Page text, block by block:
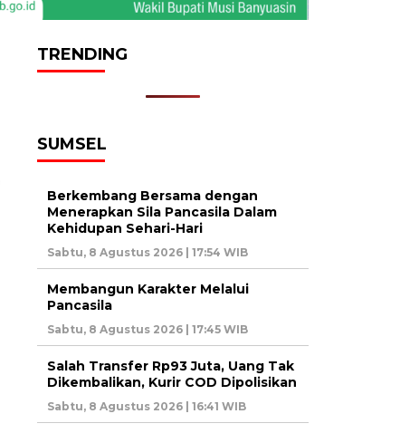
TRENDING
SUMSEL
Berkembang Bersama dengan
Menerapkan Sila Pancasila Dalam
Kehidupan Sehari-Hari
Sabtu, 8 Agustus 2026 | 17:54 WIB
Membangun Karakter Melalui
Pancasila
Sabtu, 8 Agustus 2026 | 17:45 WIB
Salah Transfer Rp93 Juta, Uang Tak
Dikembalikan, Kurir COD Dipolisikan
Sabtu, 8 Agustus 2026 | 16:41 WIB